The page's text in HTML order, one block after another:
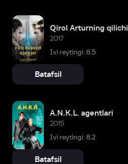
Qirol Arturning qilichi
2017
Ivi reytingi: 8,5
Batafsil
A.N.K.L. agentlari
2015
Ivi reytingi: 8,2
Batafsil